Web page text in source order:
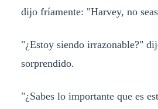
dijo fríamente: "Harvey, no
"¿Estoy siendo irrazonable?"
sorprendido.
"¿Sabes lo importante que es